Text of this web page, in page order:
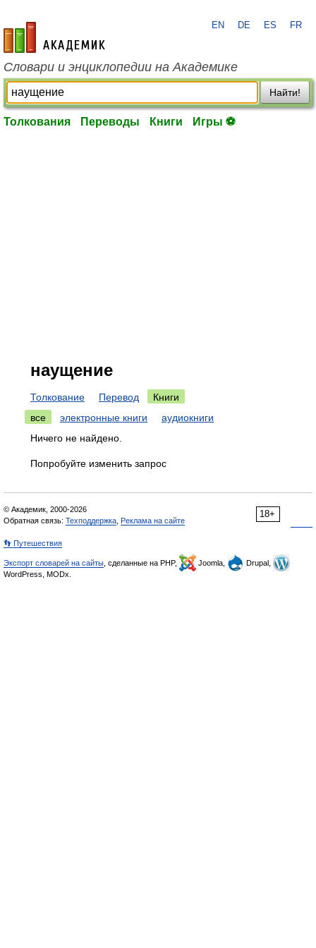
academic.ru
EN DE ES FR
Словари и энциклопедии на Академике
Найти!
Толкования Переводы Книги Игры ⚽
наущение
Толкование Перевод
Книги
все
электронные книги
аудиокниги
Ничего не найдено.
Попробуйте изменить запрос
18+
© Академик, 2000-2026
Обратная связь: Техподдержка Реклама на сайте
👣 Путешествия
Экспорт словарей на сайты , сделанные на PHP, Joomla,
Drupal,
WordPress, MODx.